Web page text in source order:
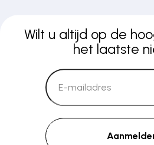
Wilt u altijd op de
het laatste